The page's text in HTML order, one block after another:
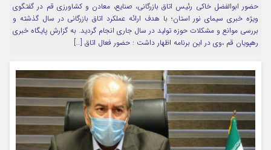
حضور ابوالفضل خاکی رئیس اتاق بازرگانی، صنایع، معادن و کشاورزی قم در گفتگوی
ویژه خبری سیمای نور استان؛ با هدف ارائه عملکرد اتاق بازرگانی در سال گذشته و
بررسی موانع و مشکلات حوزه تولید در سال جاری انجام گردید. به گزارش پایگاه خبری
رهپویان قم ،وی در این برنامه اظهار داشت : حضور فعال اتاق […]